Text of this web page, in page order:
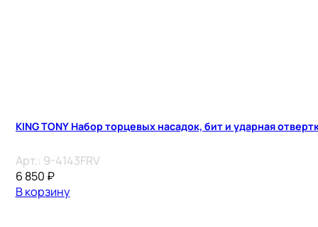
KING TONY Набор торцевых насадок, бит и ударная
Арт.: 9-4143FRV
6 850 ₽
В корзину